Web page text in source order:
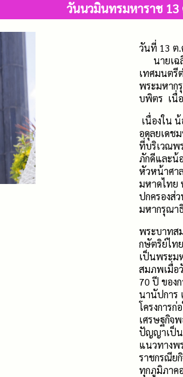
วันนวมินทรมหาราช 13
วันที่ 13 ต.
นายเฉลิ
เทศมนตรี
พระมหาก
บพิตร เนื่
เนื่องใน
อดุลยเดช
ที่บริเวณพ
ภักดีและน้
หัวหน้าศา
มหาดไทย
ปกครองส่
มหากรุณา
พระบาทส
กษัตริย์ไท
เป็นพระม
สมภพเมื่อ
70 ปี ของ
นานัปการ
โครงการ
เศรษฐกิจ
ปัญญาเป็น
แนวทางพ
ราชกรณีย
ทุกภูมิภาค